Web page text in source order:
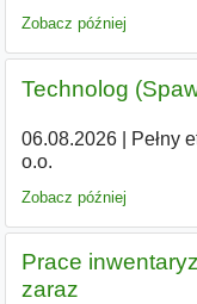
Zobacz później
Technolog
06.08.2026| Pełny
o.o.
Zobacz później
Prace
zaraz